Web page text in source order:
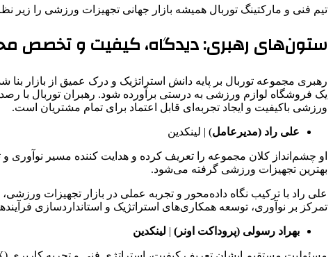
تیم فنی و مارکتینگ توربال همیشه بازار جهانی تجهیزات ورزشی را زیر
ستون‌های رهبری: دیدگاه، کیفیت و تخصص
رهبری مجموعه توربال بر پایه‌ دانش استراتژیک و درک عمیق از بازار
یک فروشگاه لوازم ورزشی به ‌درستی برآورده شود. رهبران توربال با رصد
ورزشی باکیفیت و ایجاد تجربه‌ای قابل اعتماد برای تمام مشتریان است.
علی راد (مدیرعامل) | لینکدین
او چشم‌انداز کلان مجموعه را تعریف کرده و هدایت ‌کننده‌ مسیر
بهترین تجهیزات ورزشی گرفته می‌شود.
علی راد با ترکیب نگاه داده‌محور و تجربه عملی در بازار تجهیزات
تمرکز بر نوآوری، توسعه همکاری‌های استراتژیک و استانداردسازی
بهراد رسولی (پروداکت اونر) | لینکدین